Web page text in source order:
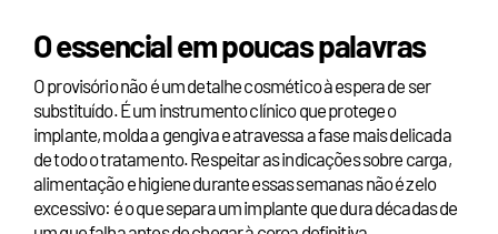
O essencial em poucas palavras
O provisório não é um detalhe cosmético à espera de ser
substituído. É um instrumento clínico que protege o
implante, molda a gengiva e atravessa a fase mais delicada
de todo o tratamento. Respeitar as indicações sobre carga,
alimentação e higiene durante essas semanas não é zelo
excessivo: é o que separa um implante que dura décadas de